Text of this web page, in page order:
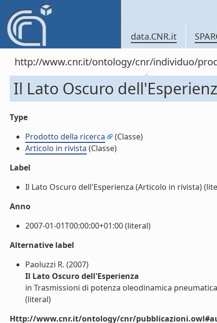
data.CNR.it
http://www.cnr.it/ontology/cnr/individuo/
Il Lato Oscuro
Type
Prodotto della ricerca
(Classe)
Articolo in rivista (Classe)
Label
Il Lato Oscuro dell'Esperienza (Articolo in rivista)
Anno
2007-01-01T00:00:00+01:00 (literal)
Alternative label
Paoluzzi R. (2007)
Il Lato Oscuro dell'Esperienza
in Trasmissioni di potenza oleodinamica
(literal)
Http://www.cnr.it/ontology/cnr/